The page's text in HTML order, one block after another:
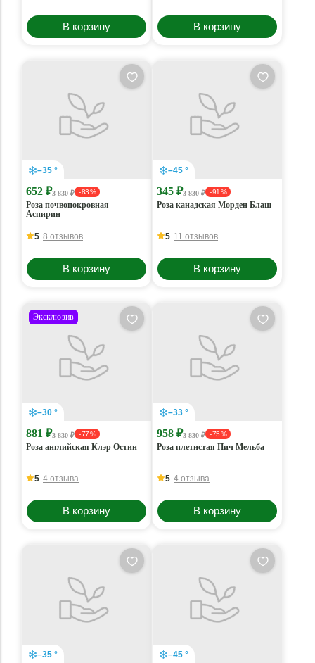
В корзину В корзину
–35 °
652 ₽3 830 ₽ - 83 %
Роза почвопокровная
Аспирин
5 8 отзывов
В корзину
–45 °
345 ₽3 830 ₽ - 91 %
Роза канадская Морден Блаш
5 11 отзывов
В корзину
Эксклюзив
–30 °
881 ₽3 830 ₽ - 77 %
Роза английская Клэр Остин
5 4 отзыва
В корзину
–33 °
958 ₽3 830 ₽ - 75 %
Роза плетистая Пич Мельба
5 4 отзыва
В корзину
–35 ° –45 °